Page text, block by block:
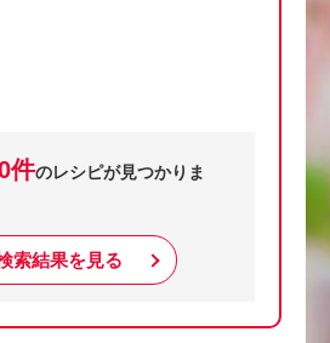
件のレシピが見つかりま
索結果を見る